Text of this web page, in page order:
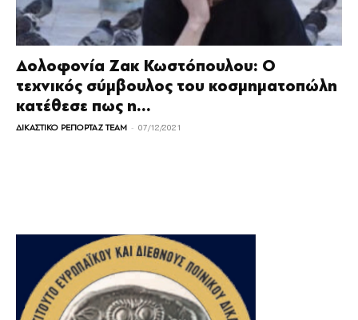
Δολοφονία Ζακ Κωστόπουλου: Ο
τεχνικός σύμβουλος του κοσμηματοπώλη
κατέθεσε πως η...
ΔΙΚΑΣΤΙΚΟ ΡΕΠΟΡΤΑΖ TEAM - 07/12/2021